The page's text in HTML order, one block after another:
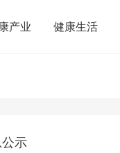
产业 健康生活
示